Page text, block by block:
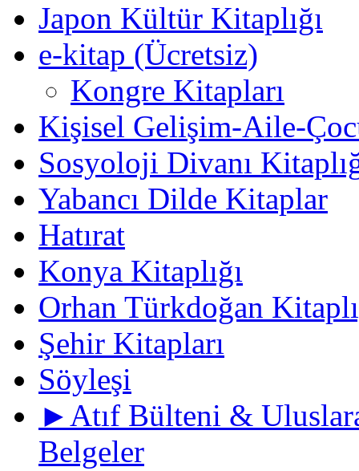
Japon Kültür Kitaplığı
e-kitap (Ücretsiz)
Kongre Kitapları
Kişisel Gelişim-Aile-
Sosyoloji Divanı
Yabancı Dilde Kitaplar
Hatırat
Konya Kitaplığı
Orhan Türkdoğan
Şehir Kitapları
Söyleşi
►Atıf Bülteni &
Belgeler